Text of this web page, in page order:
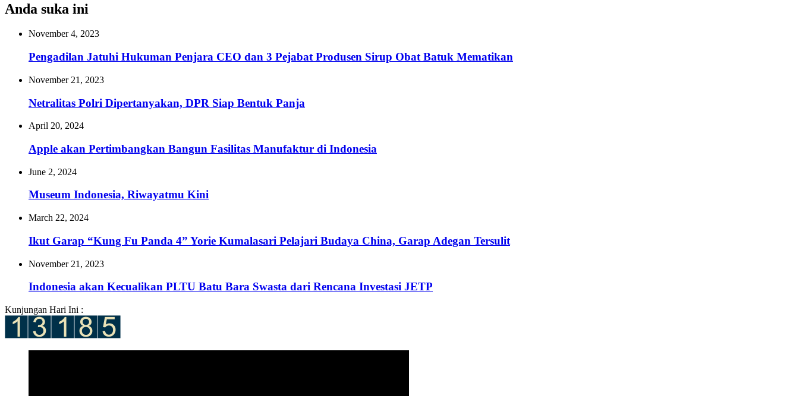
Anda suka ini
November 4, 2023
Pengadilan Jatuhi Hukuman Penjara CEO dan 3 Pejabat Produsen Sirup Obat Batuk Mematikan
November 21, 2023
Netralitas Polri Dipertanyakan, DPR Siap Bentuk Panja
April 20, 2024
Apple akan Pertimbangkan Bangun Fasilitas Manufaktur di Indonesia
June 2, 2024
Museum Indonesia, Riwayatmu Kini
March 22, 2024
Ikut Garap “Kung Fu Panda 4” Yorie Kumalasari Pelajari Budaya China, Garap Adegan Tersulit
November 21, 2023
Indonesia akan Kecualikan PLTU Batu Bara Swasta dari Rencana Investasi JETP
Kunjungan Hari Ini :